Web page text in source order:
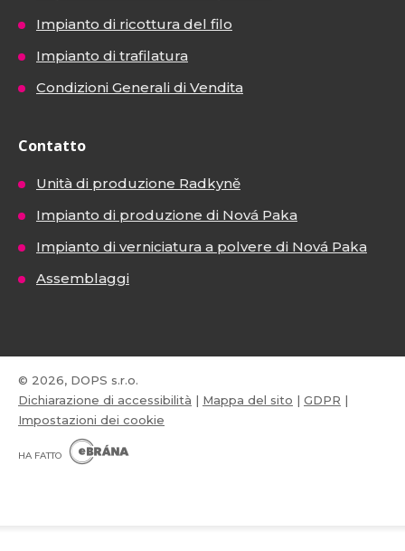
Impianto di ricottura del filo
Impianto di trafilatura
Condizioni Generali di Vendita
Contatto
Unità di produzione Radkyně
Impianto di produzione di Nová Paka
Impianto di verniciatura a polvere di Nová Paka
Assemblaggi
© 2026, DOPS s.r.o.
Dichiarazione di accessibilità | Mappa del sito | GDPR |
Impostazioni dei cookie
HA FATTO
B